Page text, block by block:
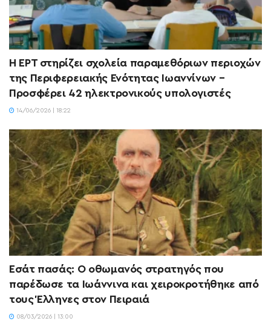
Η ΕΡΤ στηρίζει σχολεία παραμεθόριων περιοχών
της Περιφερειακής Ενότητας Ιωαννίνων –
Προσφέρει 42 ηλεκτρονικούς υπολογιστές
14/06/2026 | 18:22
Εσάτ πασάς: Ο οθωμανός στρατηγός που
παρέδωσε τα Ιωάννινα και χειροκροτήθηκε από
τους Έλληνες στον Πειραιά
08/03/2026 | 13:00